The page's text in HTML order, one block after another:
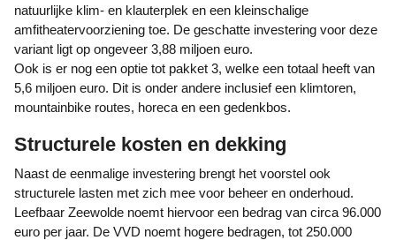
natuurlijke klim- en klauterplek en een kleinschalige
amfitheatervoorziening toe. De geschatte investering voor deze
variant ligt op ongeveer 3,88 miljoen euro.
Ook is er nog een optie tot pakket 3, welke een totaal heeft van
5,6 miljoen euro. Dit is onder andere inclusief een klimtoren,
mountainbike routes, horeca en een gedenkbos.
Structurele kosten en dekking
Naast de eenmalige investering brengt het voorstel ook
structurele lasten met zich mee voor beheer en onderhoud.
Leefbaar Zeewolde noemt hiervoor een bedrag van circa 96.000
euro per jaar. De VVD noemt hogere bedragen, tot 250.000